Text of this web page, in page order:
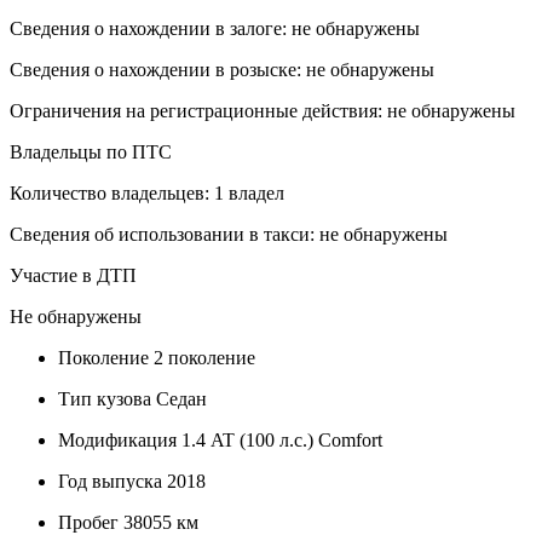
Сведения о нахождении в залоге: не обнаружены
Сведения о нахождении в розыске: не обнаружены
Ограничения на регистрационные действия: не обнаружены
Владельцы по ПТС
Количество владельцев: 1 владел
Сведения об использовании в такси: не обнаружены
Участие в ДТП
Не обнаружены
Поколение 2 поколение
Тип кузова Седан
Модификация 1.4 AT (100 л.с.) Comfort
Год выпуска 2018
Пробег 38055 км